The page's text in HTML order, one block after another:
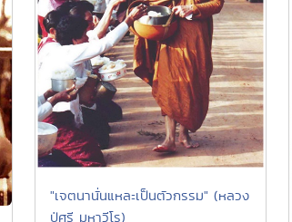
"เจตนานั่นแหละเป็นตัวกรรม" (หลวง
ปู่ศรี มหาวีโร)